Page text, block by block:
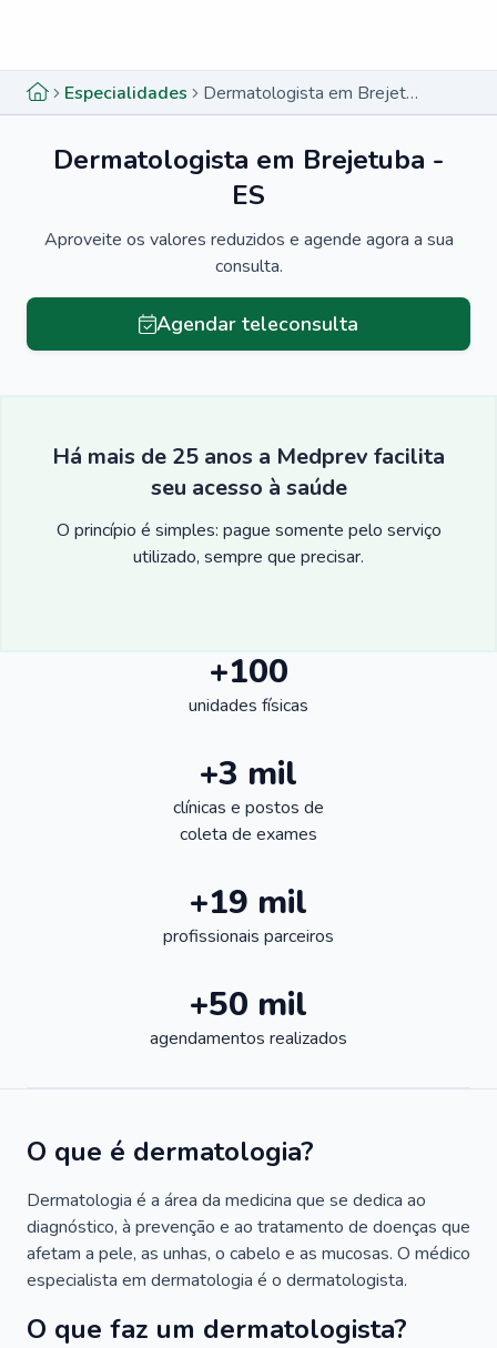
Especialidades Dermatologista em Brejetuba - ES
Dermatologista em Brejetuba -
ES
Aproveite os valores reduzidos e agende agora a sua
consulta.
Agendar teleconsulta
Há mais de 25 anos a Medprev facilita
seu acesso à saúde
O princípio é simples: pague somente pelo serviço
utilizado, sempre que precisar.
+100
unidades físicas
+3 mil
clínicas e postos de
coleta de exames
+19 mil
profissionais parceiros
+50 mil
agendamentos realizados
O que é dermatologia?
Dermatologia é a área da medicina que se dedica ao
diagnóstico, à prevenção e ao tratamento de doenças que
afetam a pele, as unhas, o cabelo e as mucosas. O médico
especialista em dermatologia é o dermatologista.
O que faz um dermatologista?